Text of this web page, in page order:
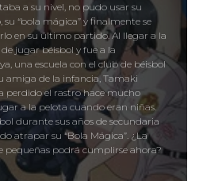
a su nivel, no pudo usar su
“bola mágica” y finalmente se
en su último partido. Al llegar a la
jugar béisbol y fue a la
una escuela con el club de béisbol
amiga de la infancia, Tamaki
perdido el rastro hace mucho
a la pelota cuando eran niñas.
durante sus años de secundaria
atrapar su “Bola Mágica”. ¿La
pequeñas podrá cumplirse ahora?